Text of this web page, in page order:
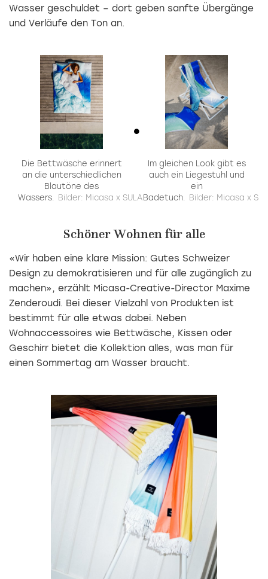
Wasser geschuldet – dort geben sanfte Übergänge
und Verläufe den Ton an.
Die Bettwäsche erinnert
an die unterschiedlichen
Blautöne des
Wassers. Bilder: Micasa x SULA
Im gleichen Look gibt es
auch ein Liegestuhl und
ein
Badetuch. Bilder: Micasa x
Schöner Wohnen für alle
«Wir haben eine klare Mission: Gutes Schweizer
Design zu demokratisieren und für alle zugänglich zu
machen», erzählt Micasa-Creative-Director Maxime
Zenderoudi. Bei dieser Vielzahl von Produkten ist
bestimmt für alle etwas dabei. Neben
Wohnaccessoires wie Bettwäsche, Kissen oder
Geschirr bietet die Kollektion alles, was man für
einen Sommertag am Wasser braucht.